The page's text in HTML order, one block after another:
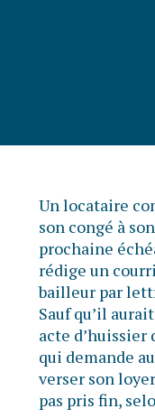
Un locataire
son congé à
prochaine
rédige un
bailleur par
Sauf qu’il
acte
qui demande
verser son
pas pris fin,